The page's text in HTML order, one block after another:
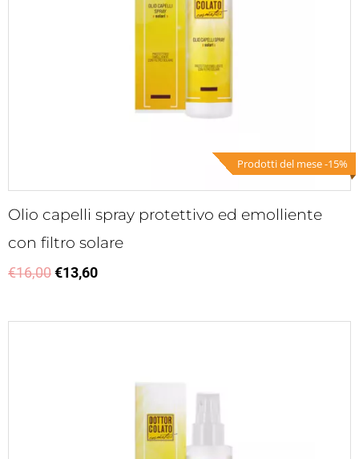
Prodotti del mese -15%
Olio capelli spray protettivo ed emolliente
con filtro solare
€16,00 €13,60